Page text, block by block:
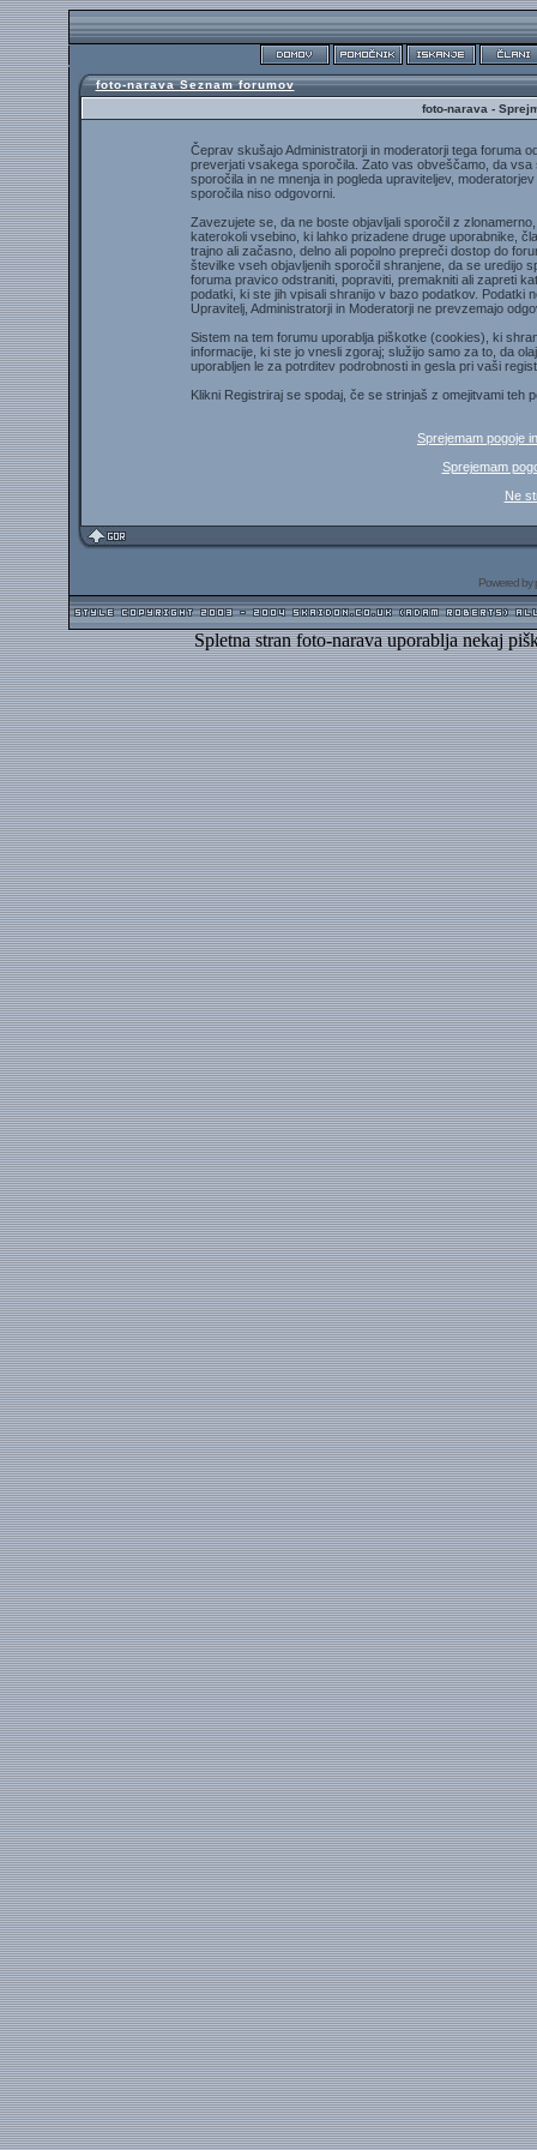
foto-narava Seznam forumov
foto-narava -
Čeprav skušajo Administratorji in moderatorji tega foruma
preverjati vsakega sporočila. Zato vas obveščamo, da
sporočila in ne mnenja in pogleda upraviteljev,
sporočila niso odgovorni.
Zavezujete se, da ne boste objavljali sporočil z
katerokoli vsebino, ki lahko prizadene druge uporabnike,
trajno ali začasno, delno ali popolno prepreči dostop do
številke vseh objavljenih sporočil shranjene, da se uredijo
foruma pravico odstraniti, popraviti, premakniti ali zapreti
podatki, ki ste jih vpisali shranijo v bazo podatkov. Podatki
Upravitelj, Administratorji in Moderatorji ne prevzemajo
Sistem na tem forumu uporablja piškotke (cookies), ki
informacije, ki ste jo vnesli zgoraj; služijo samo za to, da
uporabljen le za potrditev podrobnosti in gesla pri vaši
Klikni Registriraj se spodaj, če se strinjaš z omejitvami teh
Sprejemam pogoje
Sprejemam
Ne
Powered by
Spletna stran foto-narava uporablja nekaj